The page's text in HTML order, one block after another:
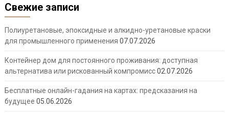
Свежие записи
Полиуретановые, эпоксидные и алкидно-уретановые краски
для промышленного применения 07.07.2026
Контейнер дом для постоянного проживания: доступная
альтернатива или рискованный компромисс02.07.2026
Бесплатные онлайн-гадания на картах: предсказания на
будущее 05.06.2026